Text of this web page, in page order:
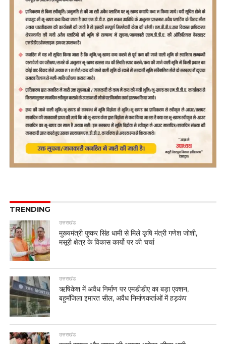
TRENDING
उत्तराखंड
मुख्यमंत्री पुष्कर सिंह धामी से मिले कृषि मंत्री गणेश जोशी,
मसूरी क्षेत्र के विकास कार्यो पर की चर्चा
उत्तराखंड
ऋषिकेश में अवैध निर्माण पर एमडीडीए का बड़ा एक्शन,
बहुमंजिला इमारत सील, अवैध निर्माणकर्ताओं में हड़कंप
उत्तराखंड